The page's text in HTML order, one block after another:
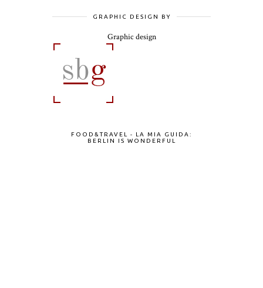
GRAPHIC DESIGN BY
Graphic design
FOOD&TRAVEL - LA MIA GUIDA:
BERLIN IS WONDERFUL